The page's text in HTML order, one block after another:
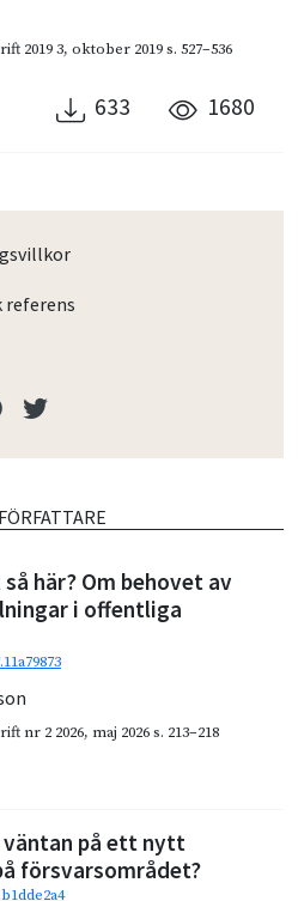
2019 3, oktober 2019s. 527–536
633 1680
här? Om behovet av
i offentliga
nr 2 2026, maj 2026s. 213–218
väntan på ett nytt
försvarsområdet?